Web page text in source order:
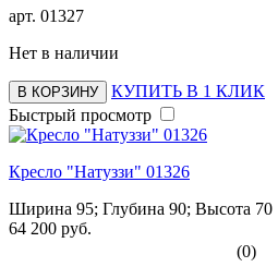
арт. 01327
Нет в наличии
В КОРЗИНУ
КУПИТЬ В 1 КЛИК
Быстрый просмотр
Кресло "Натуззи" 01326
Ширина 95; Глубина 90; Высота 70
64 200 руб.
(0)